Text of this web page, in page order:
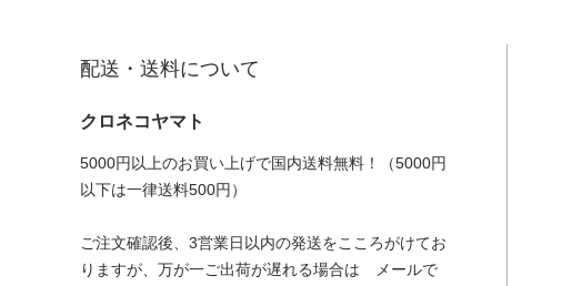
配送・送料について
クロネコヤマト
5000円以上のお買い上げで国内送料無料！（5000円
以下は一律送料500円）
ご注文確認後、3営業日以内の発送をこころがけてお
りますが、万が一ご出荷が遅れる場合は メールで